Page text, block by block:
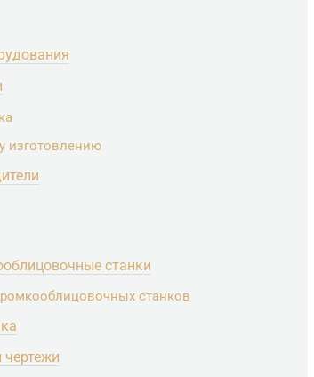
изготовлению
станки
станков